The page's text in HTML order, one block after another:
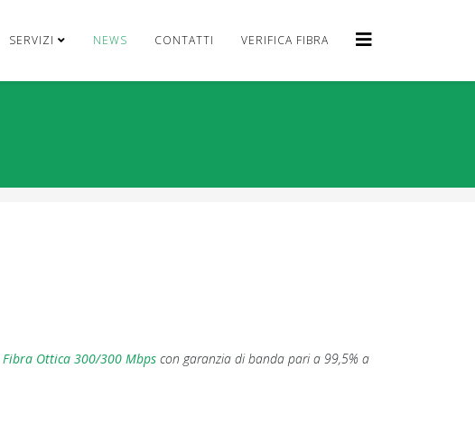
SERVIZI NEWS CONTATTI VERIFICA FIBRA
Fibra Ottica 300/300 Mbps con garanzia di banda pari a 99,5% a